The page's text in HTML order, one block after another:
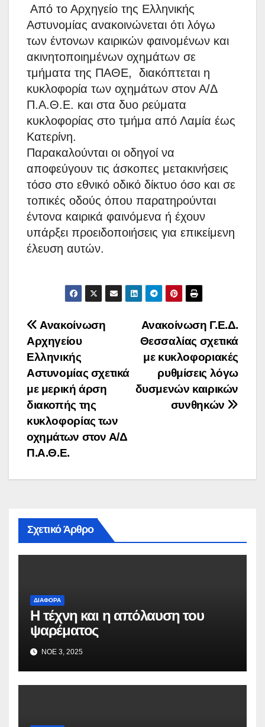
Από το Αρχηγείο της Ελληνικής
Αστυνομίας ανακοινώνεται ότι λόγω
των έντονων καιρικών φαινομένων και
ακινητοποιημένων οχημάτων σε
τμήματα της ΠΑΘΕ, διακόπτεται η
κυκλοφορία των οχημάτων στον Α/Δ
Π.Α.Θ.Ε. και στα δυο ρεύματα
κυκλοφορίας στο τμήμα από Λαμία έως
Κατερίνη.
Παρακαλούνται οι οδηγοί να
αποφεύγουν τις άσκοπες μετακινήσεις
τόσο στο εθνικό οδικό δίκτυο όσο και σε
τοπικές οδούς όπου παρατηρούνται
έντονα καιρικά φαινόμενα ή έχουν
υπάρξει προειδοποιήσεις για επικείμενη
έλευση αυτών.
Πλοήγηση
άρθρων
Ανακοίνωση Γ.Ε.Δ.
Θεσσαλίας σχετικά
με κυκλοφοριακές
ρυθμίσεις λόγω
δυσμενών καιρικών
συνθηκών
Ανακοίνωση
Αρχηγείου
Ελληνικής
Αστυνομίας σχετικά
με μερική άρση
διακοπής της
κυκλοφορίας των
οχημάτων στον Α/Δ
Π.Α.Θ.Ε.
Σχετικό Άρθρο
ΔΙΆΦΟΡΑ
Η τέχνη και η απόλαυση του
ψαρέματος
ΝΟΈ 3, 2025